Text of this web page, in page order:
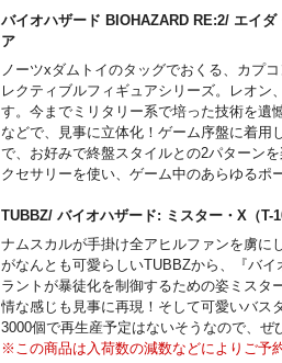
イオテロ用のカスタム銃「センチネルナイ
中後半のビル内でゾンビ集団と繰り広げた
散らばる薬莢などの要素を詰め込んだジ
バイオハザード BIOHAZARD RE:2/ エイ
ア
ノーツxダムトイのタッグでおくる、カプ
レクティブルフィギュアシリーズ。レオ
す。今までミリタリー系で培った技術を遺
などで、見事に立体化！ゲーム序盤に着用
で、お好みで終盤スタイルとの2パターン
クセサリーを使い、ゲーム中のあらゆるポ
るよう満を持しての付属となりました。
■セット内容
エイダ・ウォン ヘッド スカルプト
DAM3.5 1/6アクションボディ
ハンドパーツ
- ホールディングウェポン（右）x1
- ホールディングウェポン（左）x1
TUBBZ/ バイオハザード: ミスター・X（
ナムスカルが手掛け全アヒルファンを虜に
がなんとも可愛らしいTUBBZから、『バ
ラントが暴徒化を制御するための姿ミスタ
情な感じも見事に再現！そして可愛いバス
3000個で再生産予定はないそうなので、ぜ
※この商品は入荷数の減数などによりご予